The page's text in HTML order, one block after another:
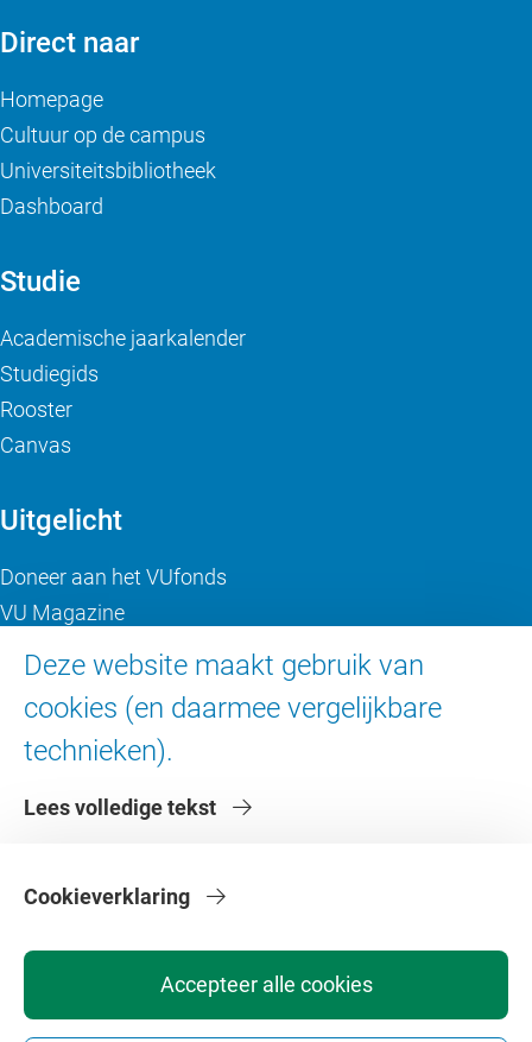
Deze website maakt gebruik van
cookies (en daarmee vergelijkbare
technieken).
Lees volledige tekst
Accepteer alle cookies
Cookieverklaring
Direct naar
Homepage
Cultuur op de campus
Universiteitsbibliotheek
Dashboard
Studie
Academische jaarkalender
Studiegids
Rooster
Canvas
Uitgelicht
Doneer aan het VUfonds
VU Magazine
Over de VU
Contact en route
Faculteiten